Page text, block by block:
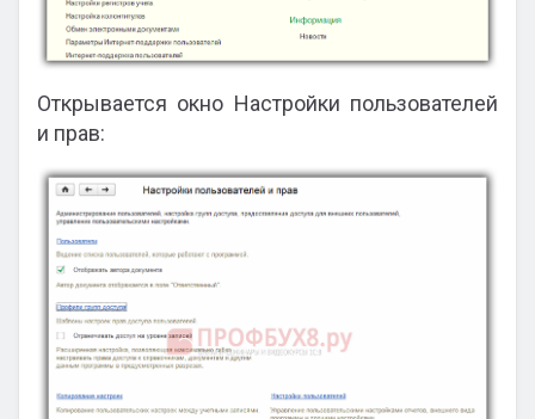
Открывается окно Настройки пользователей
и прав: